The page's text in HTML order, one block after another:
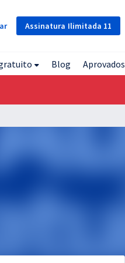
Assinatura Ilimitada 11
Blog Aprovados